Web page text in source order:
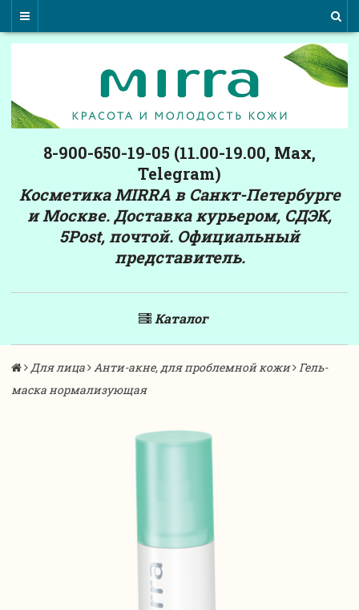
8-900-650-19-05 (11.00-19.00, Max,
Telegram)
Косметика MIRRA в Санкт-Петербурге
и Москве. Доставка курьером, СДЭК,
5Post, почтой. Официальный
представитель.
Каталог
Для лица Анти-акне, для проблемной кожи
Гель-
маска нормализующая